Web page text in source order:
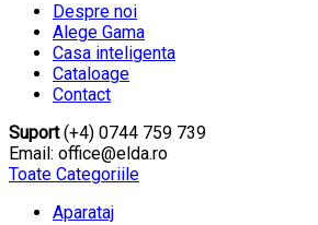
Despre noi
Alege Gama
Casa inteligenta
Cataloage
Contact
Suport(+4) 0744 759 739
Email: office@elda.ro
Toate Categoriile
Aparataj